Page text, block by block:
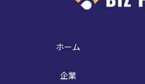
ホーム
企業